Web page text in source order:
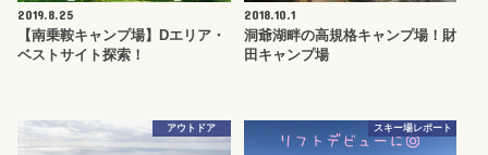
2019.8.25
【南乗鞍キャンプ場】Dエリア・
ベストサイト探索！
2018.10.1
洞爺湖畔の高規格キャンプ場！財
田キャンプ場
アウトドア スキー場レポート